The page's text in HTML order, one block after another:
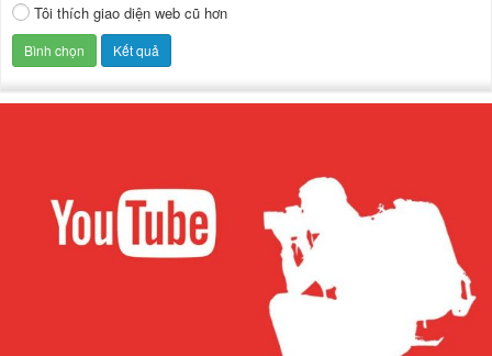
Tôi thích giao diện web cũ hơn